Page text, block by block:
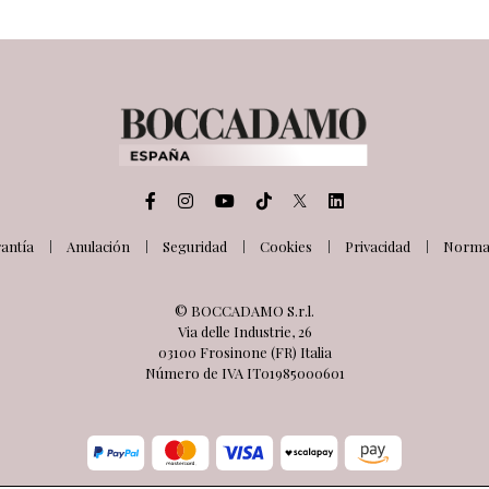
Anulación Seguridad Cookies Privacidad
© BOCCADAMO S.r.l.
Via delle Industrie, 26
03100 Frosinone (FR) Italia
Número de IVA IT01985000601